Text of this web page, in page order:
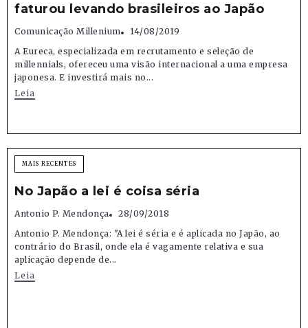
faturou levando brasileiros ao Japão
Comunicação Millenium
14/08/2019
A Eureca, especializada em recrutamento e seleção de
millennials, ofereceu uma visão internacional a uma empresa
japonesa. E investirá mais no...
Leia
MAIS RECENTES
No Japão a lei é coisa séria
Antonio P. Mendonça
28/09/2018
Antonio P. Mendonça: "A lei é séria e é aplicada no Japão, ao
contrário do Brasil, onde ela é vagamente relativa e sua
aplicação depende de...
Leia